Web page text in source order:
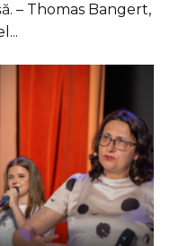
– Thomas Bangert,